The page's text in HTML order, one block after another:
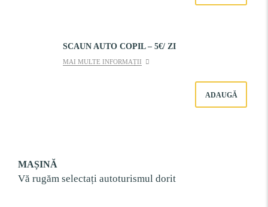
SCAUN AUTO COPIL – 5€/ ZI
MAI MULTE INFORMAȚII
ADAUGĂ
MAȘINĂ
Vă rugăm selectați autoturismul dorit